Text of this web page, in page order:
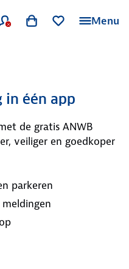
Menu
één app
de gratis ANWB
veiliger en goedkoper
parkeren